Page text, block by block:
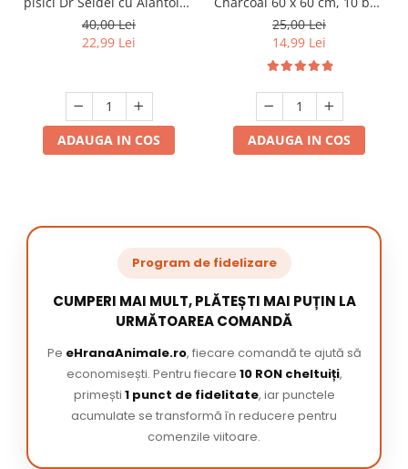
220 ml
40,00 Lei
22,99 Lei
ADAUGA IN COS
/ pachet
25,00 Lei
14,99 Lei
ADAUGA IN COS
Program de fidelizare
CUMPERI MAI MULT, PLĂTEȘTI MAI PUȚIN LA
URMĂTOAREA COMANDĂ
Pe eHranaAnimale.ro, fiecare comandă te ajută să
economisești. Pentru fiecare 10 RON cheltuiți,
primești 1 punct de fidelitate, iar punctele
acumulate se transformă în reducere pentru
comenzile viitoare.